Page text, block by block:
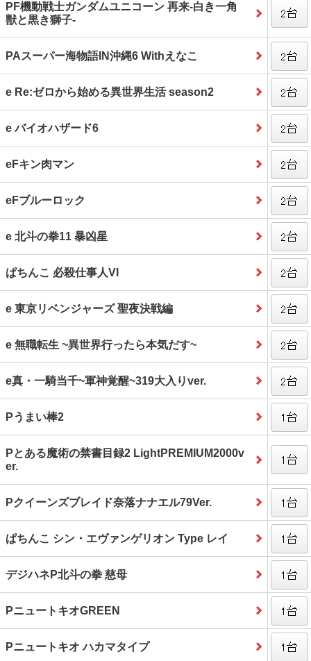
PF機動戦士ガンダムユニコーン 再来‐白き一角
獣と黒き獅子‐
PAスーパー海物語IN沖縄6 Withえなこ
e Re:ゼロから始める異世界生活 season2
e バイオハザード6
eFキン肉マン
eFブルーロック
e 北斗の拳11 暴凶星
ぱちんこ 必殺仕事人VI
e 東京リベンジャーズ 聖夜決戦編
e 無職転生 ~異世界行ったら本気だす~
e真・一騎当千~軍神覚醒~319大入りver.
Pうまい棒2
Pとある魔術の禁書目録2 LightPREMIUM2000v
er.
Pクイーンズブレイド奈落ナナエル79Ver.
ぱちんこ シン・エヴァンゲリオン Type レイ
デジハネP北斗の拳 慈母
PニュートキオGREEN
Pニュートキオ ハカマタイプ